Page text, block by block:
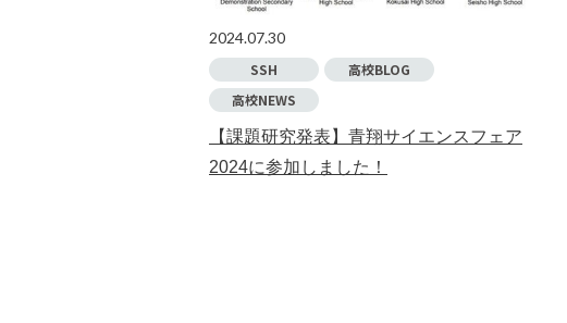
2024.07.30
SSH
高校BLOG
高校NEWS
【課題研究発表】青翔サイエンスフェア
2024に参加しました！